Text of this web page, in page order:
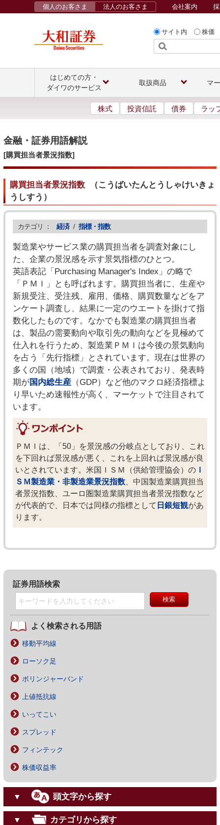
サイト内 株価
個人のお客さま 法人のお客さま 会社案内
はじめての方・
ダイワのサービス
取扱商品 マ
株式 投資信託 債券 ラッ
金融・証券用語解説
[購買担当者景況指数]
購買担当者景況指数（こうばいたんとうしゃけいきょ
うしすう ）
カテゴリ ： 経済 / 指標・指数
製造業やサービス業の購買担当者を調査対象にし
た、企業の景況感を示す景気指標のひとつ。
英語表記「Purchasing Manager's Index」の略で
「ＰＭＩ」とも呼ばれます。購買担当者に、生産や
新規受注、受注残、雇用、価格、購買数量などをア
ンケート調査し、結果に一定のウエートを掛けて指
数化したものです。なかでも製造業の購買担当者
は、製品の需要動向や取引先の動向などを見極めて
仕入れを行うため、製造業ＰＭＩは今後の景気動向
を占う「先行指標」とされています。現在は世界の
多くの国（地域）で調査・公表されており、発表時
期が国内総生産（GDP）など他のマクロ経済指標よ
り早いため速報性が高く、マーケットで注目されて
います。
ＰＭＩは、「50」を景況感の分岐点としており、これ
を下回れば景況感が悪く、これを上回れば景況感が良
いとされています。米国ＩＳＭ（供給管理協会）のＩ
ＳＭ製造業・非製造業景況指数、中国製造業購買担当
者景況指数、ユーロ圏製造業購買担当者景況指数など
が代表的で、日本では同様の指標として 日銀短観があ
ります。
証券用語検索
よく検索される用語
移動平均線
ローソク足
ボリンジャーバンド
上値抵抗線
いってこい
スプレッド
フィンテック
株価収益率
▼ 頭文字から探す
▼ カテゴリから探す